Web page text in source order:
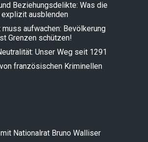
Beziehungsdelikte: Was die
ausblenden
muss aufwachen: Bevölkerung
Grenzen schützen!
Unser Weg seit 1291
französischen Kriminellen
Nationalrat Bruno Walliser